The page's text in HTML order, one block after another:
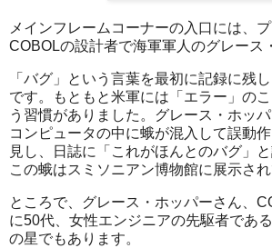
メインフレームコーナーの入口には、
COBOLの設計者で海軍軍人のグレース
「バグ」という言葉を最初に記録に残
です。もともと米軍には「エラー」の
う習慣がありました。グレース・ホッパ
コンピュータの中に蛾が混入して誤動
見し、日誌に「これがほんとのバグ」と
この蛾はスミソニアン博物館に展示され
ところで、グレース・ホッパーさん、
に50代、女性エンジニアの先駆者であ
の星でもあります。